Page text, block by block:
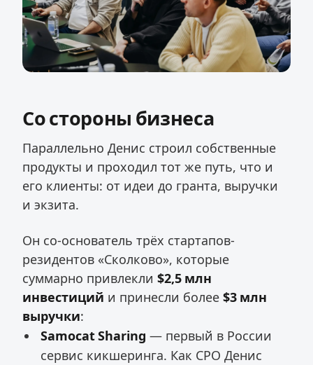
Со стороны бизнеса
Параллельно Денис строил собственные
продукты и проходил тот же путь, что и
его клиенты: от идеи до гранта, выручки
и экзита.
Он со-основатель трёх стартапов-
резидентов «Сколково», которые
суммарно привлекли $2,5 млн
инвестиций и принесли более $3 млн
выручки:
Samocat Sharing — первый в России
сервис кикшеринга. Как CPO Денис